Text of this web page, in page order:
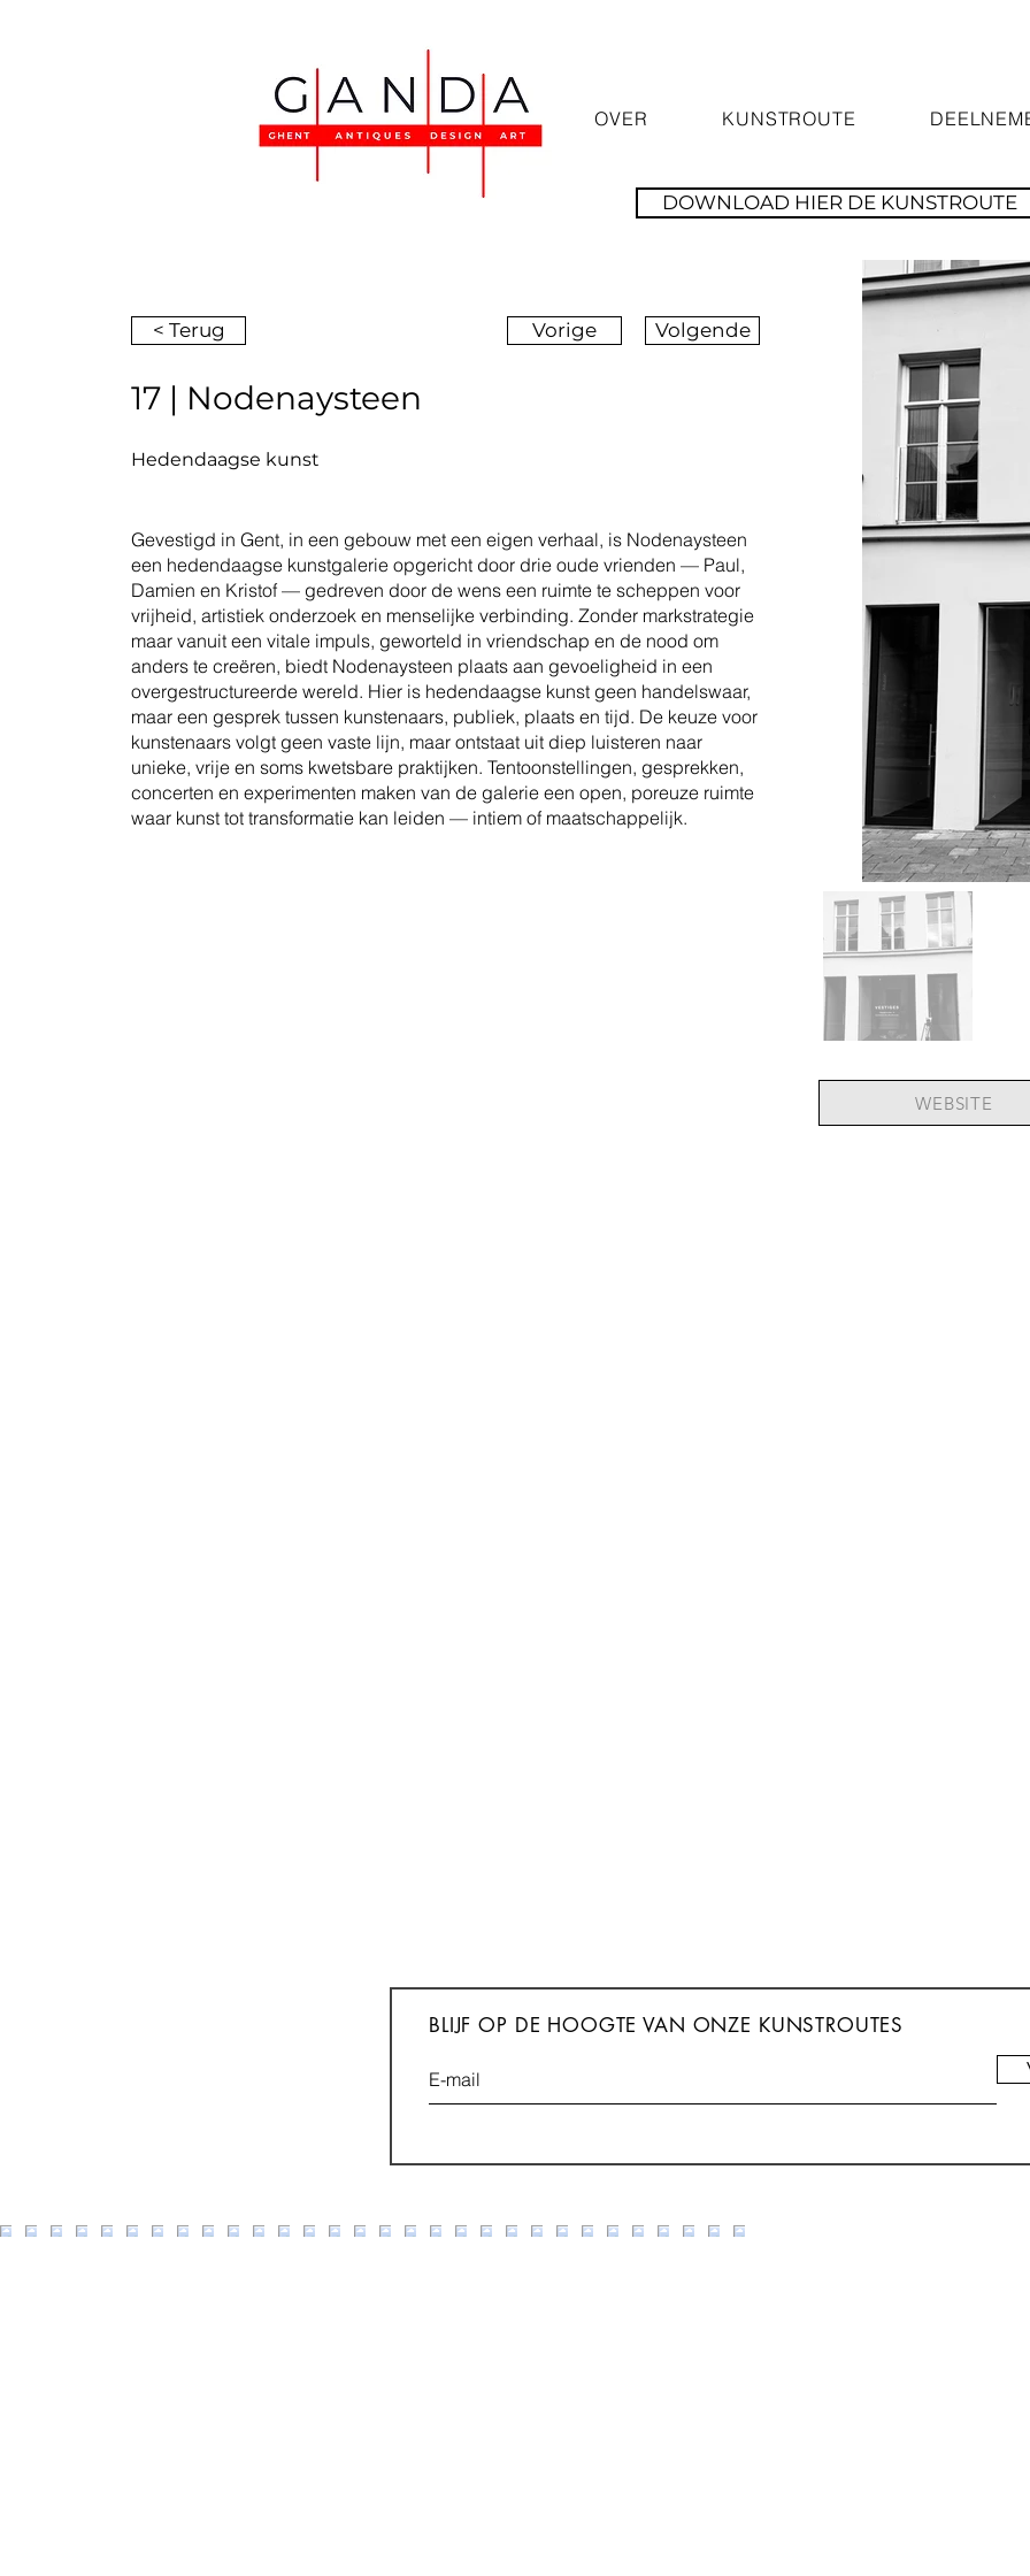
OVER KUNSTROUTE
DOWNLOAD HIER DE KUNSTROUTE
< Terug Vorige Volgende
17 | Nodenaysteen
Hedendaagse kunst
Gevestigd in Gent, in een gebouw met een eigen verhaal, is Nodenaysteen
een hedendaagse kunstgalerie opgericht door drie oude vrienden — Paul,
Damien en Kristof — gedreven door de wens een ruimte te scheppen voor
vrijheid, artistiek onderzoek en menselijke verbinding. Zonder markstrategie
maar vanuit een vitale impuls, geworteld in vriendschap en de nood om
anders te creëren, biedt Nodenaysteen plaats aan gevoeligheid in een
overgestructureerde wereld. Hier is hedendaagse kunst geen handelswaar,
maar een gesprek tussen kunstenaars, publiek, plaats en tijd. De keuze voor
kunstenaars volgt geen vaste lijn, maar ontstaat uit diep luisteren naar
unieke, vrije en soms kwetsbare praktijken. Tentoonstellingen, gesprekken,
concerten en experimenten maken van de galerie een open, poreuze ruimte
waar kunst tot transformatie kan leiden — intiem of maatschappelijk.
WEBSITE
BLIJF OP DE HOOGTE VAN ONZE KUNSTROUTES